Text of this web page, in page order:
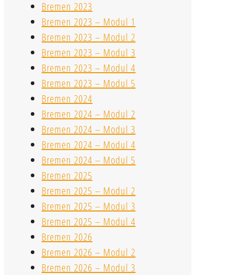
Bremen 2023
Bremen 2023 – Modul 1
Bremen 2023 – Modul 2
Bremen 2023 – Modul 3
Bremen 2023 – Modul 4
Bremen 2023 – Modul 5
Bremen 2024
Bremen 2024 – Modul 2
Bremen 2024 – Modul 3
Bremen 2024 – Modul 4
Bremen 2024 – Modul 5
Bremen 2025
Bremen 2025 – Modul 2
Bremen 2025 – Modul 3
Bremen 2025 – Modul 4
Bremen 2026
Bremen 2026 – Modul 2
Bremen 2026 – Modul 3